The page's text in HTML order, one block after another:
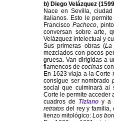
b) Diego Velázquez
Nace en Sevilla,
italianos. Esto le
Francisco Pacheco,
conversan sobre arte,
Velázquez intelectual y
Sus primeras obras (La
mezclados con pocos
gruesa. Van dirigidas a
flamencos de cocinas
En 1623 viaja a la Corte
consigue ser nombrado
social que culminará al
Corte le permite acceder
cuadros de Tiziano y a
retratos del rey y familia,
lienzo mitológico: Los